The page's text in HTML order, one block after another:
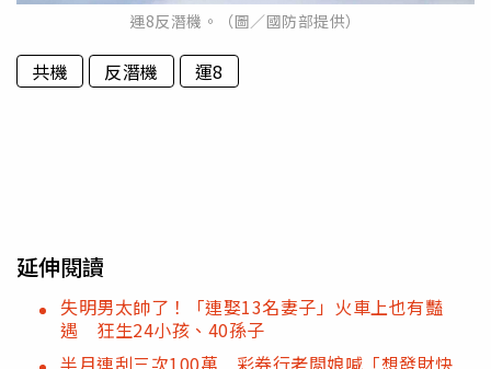
運8反潛機。（圖／國防部提供）
共機 反潛機 運8
延伸閱讀
失明男太帥了！「連娶13名妻子」火車上也有豔
遇 狂生24小孩、40孫子